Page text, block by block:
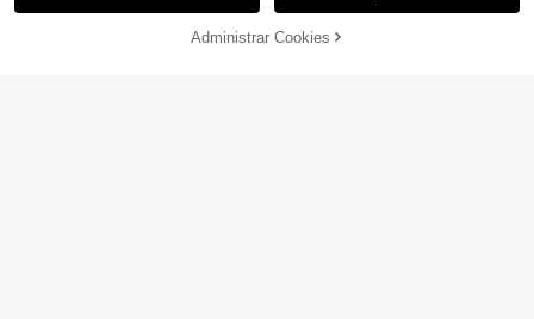
COMPRAR AHORA AÑADIR A LA BOLSA
Administrar Cookies